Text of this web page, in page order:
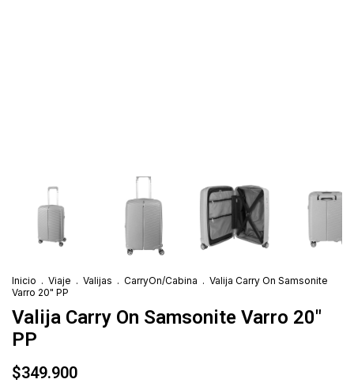
Inicio . Viaje . Valijas . CarryOn/Cabina . Valija Carry On Samsonite
Varro 20" PP
Valija Carry On Samsonite Varro 20"
PP
$349.900